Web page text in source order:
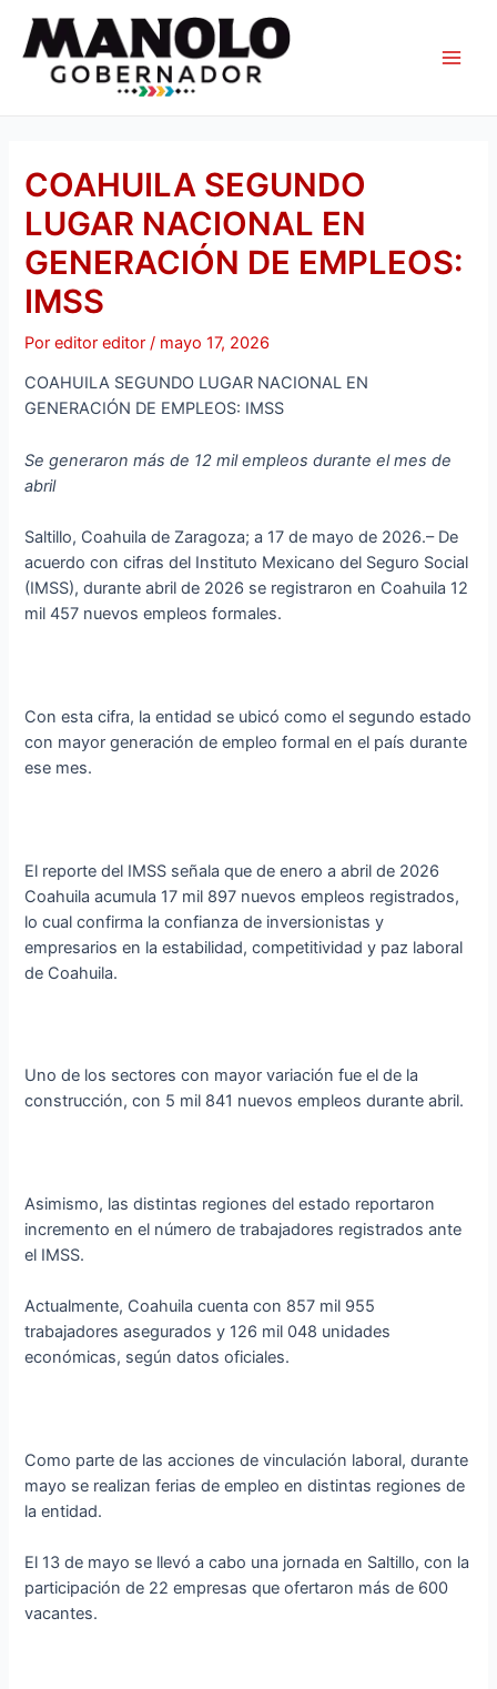
contenido
COAHUILA SEGUNDO
LUGAR NACIONAL EN
GENERACIÓN DE EMPLEOS:
IMSS
Poreditor editor/ mayo 17, 2026
COAHUILA SEGUNDO LUGAR NACIONAL EN
GENERACIÓN DE EMPLEOS: IMSS
Se generaron más de 12 mil empleos durante el mes de
abril
Saltillo, Coahuila de Zaragoza; a 17 de mayo de 2026.– De
acuerdo con cifras del Instituto Mexicano del Seguro Social
(IMSS), durante abril de 2026 se registraron en Coahuila 12
mil 457 nuevos empleos formales.
Con esta cifra, la entidad se ubicó como el segundo estado
con mayor generación de empleo formal en el país durante
ese mes.
El reporte del IMSS señala que de enero a abril de 2026
Coahuila acumula 17 mil 897 nuevos empleos registrados,
lo cual confirma la confianza de inversionistas y
empresarios en la estabilidad, competitividad y paz laboral
de Coahuila.
Uno de los sectores con mayor variación fue el de la
construcción, con 5 mil 841 nuevos empleos durante abril.
Asimismo, las distintas regiones del estado reportaron
incremento en el número de trabajadores registrados ante
el IMSS.
Actualmente, Coahuila cuenta con 857 mil 955
trabajadores asegurados y 126 mil 048 unidades
económicas, según datos oficiales.
Como parte de las acciones de vinculación laboral, durante
mayo se realizan ferias de empleo en distintas regiones de
la entidad.
El 13 de mayo se llevó a cabo una jornada en Saltillo, con la
participación de 22 empresas que ofertaron más de 600
vacantes.
de
entradas